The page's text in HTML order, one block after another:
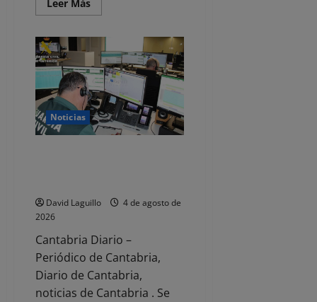
Leer Más
más
sindicatos
sobre
el
descenso
del
paro
en
Cantabria
«hay
precariedad»
Noticias
David Laguillo
4 de agosto de
2026
Cantabria Diario –
Periódico de Cantabria,
Diario de Cantabria,
noticias de Cantabria . Se